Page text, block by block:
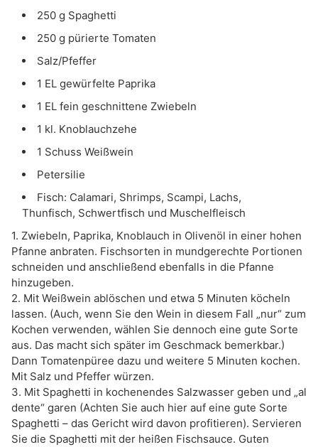
250 g Spaghetti
250 g pürierte Tomaten
Salz/Pfeffer
1 EL gewürfelte Paprika
1 EL fein geschnittene Zwiebeln
1 kl. Knoblauchzehe
1 Schuss Weißwein
Petersilie
Fisch: Calamari, Shrimps, Scampi, Lachs,
Thunfisch, Schwertfisch und Muschelfleisch
1. Zwiebeln, Paprika, Knoblauch in Olivenöl in einer hohen
Pfanne anbraten. Fischsorten in mundgerechte Portionen
schneiden und anschließend ebenfalls in die Pfanne
hinzugeben.
2. Mit Weißwein ablöschen und etwa 5 Minuten köcheln
lassen. (Auch, wenn Sie den Wein in diesem Fall „nur“ zum
Kochen verwenden, wählen Sie dennoch eine gute Sorte
aus. Das macht sich später im Geschmack bemerkbar.)
Dann Tomatenpüree dazu und weitere 5 Minuten kochen.
Mit Salz und Pfeffer würzen.
3. Mit Spaghetti in kochenendes Salzwasser geben und „al
dente“ garen (Achten Sie auch hier auf eine gute Sorte
Spaghetti – das Gericht wird davon profitieren). Servieren
Sie die Spaghetti mit der heißen Fischsauce. Guten